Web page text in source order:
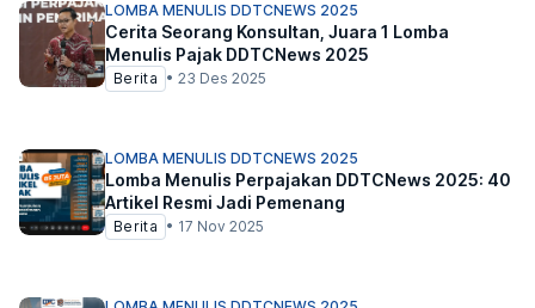
LOMBA MENULIS DDTCNEWS 2025
Cerita Seorang Konsultan, Juara 1 Lomba
Menulis Pajak DDTCNews 2025
Berita • 23 Des 2025
LOMBA MENULIS DDTCNEWS 2025
Lomba Menulis Perpajakan DDTCNews 2025: 40
Artikel Resmi Jadi Pemenang
Berita • 17 Nov 2025